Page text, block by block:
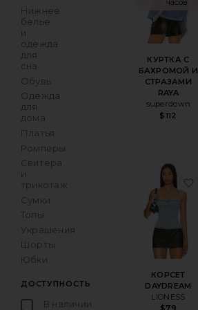
Нижнее
белье
и
одежда
для
сна
Обувь
Одежда
для
дома
Платья
Ромперы
Свитера
и
трикотаж
Сумки
Топы
Украшения
Шорты
Юбки
ДОСТУПНОСТЬ
В наличии
часов
КУРТКА С
БАХРОМОЙ И
СТРАЗАМИ
RAYA
superdown
$112
КОРСЕТ
DAYDREAM
LIONESS